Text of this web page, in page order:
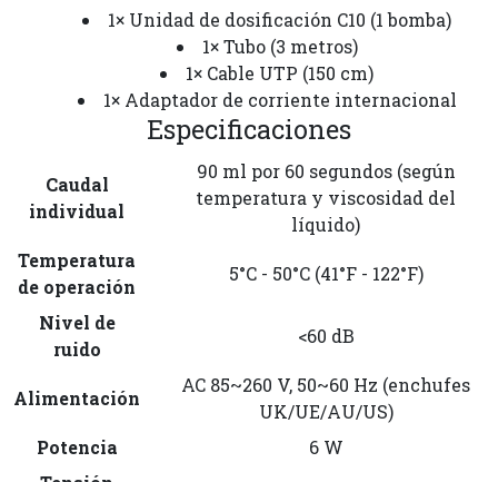
1× Unidad de dosificación C10 (1 bomba)
1× Tubo (3 metros)
1× Cable UTP (150 cm)
1× Adaptador de corriente internacional
Especificaciones
Caudal
individual
90 ml por 60 segundos (según
temperatura y viscosidad del
líquido)
Temperatura
de operación
5°C - 50°C (41°F - 122°F)
Nivel de
ruido
<60 dB
Alimentación
AC 85~260 V, 50~60 Hz (enchufes
UK/UE/AU/US)
Potencia
6 W